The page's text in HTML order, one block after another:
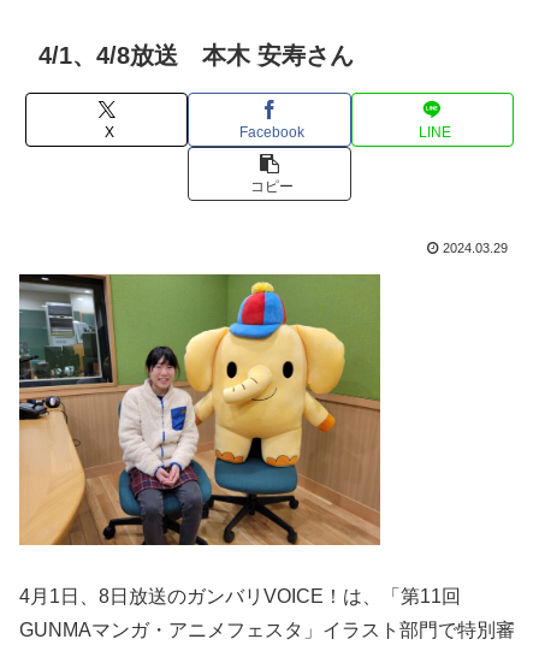
4/1、4/8放送 本木 安寿さん
X Facebook LINE
コピー
2024.03.29
4月1日、8日放送のガンバリVOICE！は、「第11回
GUNMAマンガ・アニメフェスタ」イラスト部門で特別審